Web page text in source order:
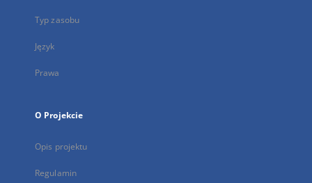
Typ zasobu
Język
Prawa
O Projekcie
Opis projektu
Regulamin